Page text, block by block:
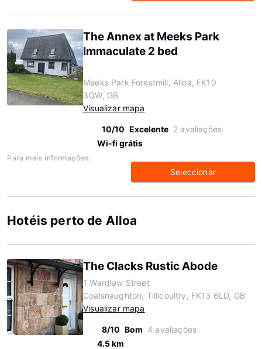
The Annex at Meeks Park
Immaculate 2 bed
Meeks Park Forestmill, Alloa, FK10
3QW, GB
Visualizar mapa
10/10 Excelente 2 avaliações
Wi-fi grátis
Para mais informações:
Seleccionar
Hotéis perto de Alloa
The Clacks Rustic Abode
1 Wardlaw Street
Coalsnaughton, Tillicoultry, FK13 6LD, GB
Visualizar mapa
8/10 Bom 4 avaliações
4.5 km